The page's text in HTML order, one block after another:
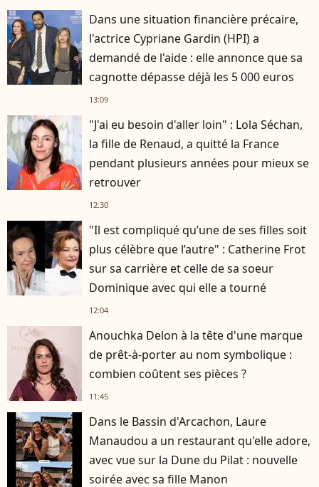
Dans une situation financière précaire,
l'actrice Cypriane Gardin (HPI) a
demandé de l'aide : elle annonce que sa
cagnotte dépasse déjà les 5 000 euros
13:09
"J'ai eu besoin d'aller loin" : Lola Séchan,
la fille de Renaud, a quitté la France
pendant plusieurs années pour mieux se
retrouver
12:30
"Il est compliqué qu’une de ses filles soit
plus célèbre que l’autre" : Catherine Frot
sur sa carrière et celle de sa soeur
Dominique avec qui elle a tourné
12:04
Anouchka Delon à la tête d'une marque
de prêt-à-porter au nom symbolique :
combien coûtent ses pièces ?
11:45
Dans le Bassin d'Arcachon, Laure
Manaudou a un restaurant qu'elle adore,
avec vue sur la Dune du Pilat : nouvelle
soirée avec sa fille Manon